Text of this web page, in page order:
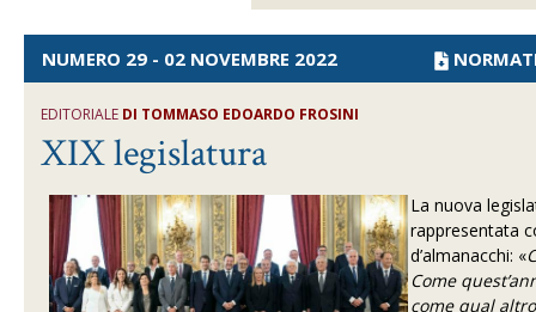
NUMERO 29 - 02 NOVEMBRE 2022
EDITORIALE DI TOMMASO EDOARDO FROSINI
XIX legislatura
La nuova
rappresentata
d’almanacchi: «
Come
come qual